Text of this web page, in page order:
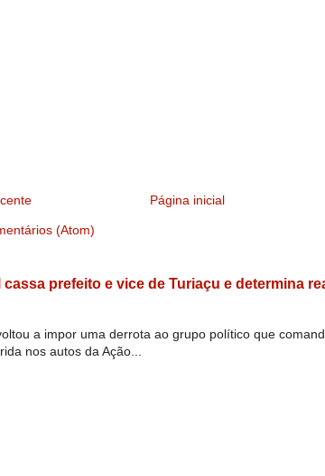
Página inicial
(Atom)
prefeito e vice de Turiaçu e determina
a impor uma derrota ao grupo político que
nos autos da Ação...